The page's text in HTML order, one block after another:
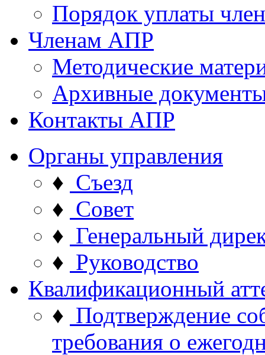
Порядок уплаты
Членам АПР
Методические
Архивные
Контакты АПР
Органы управления
♦ Съезд
♦ Совет
♦ Генеральный
♦ Руководство
Квалификационный
♦ Подтверждение
требования о